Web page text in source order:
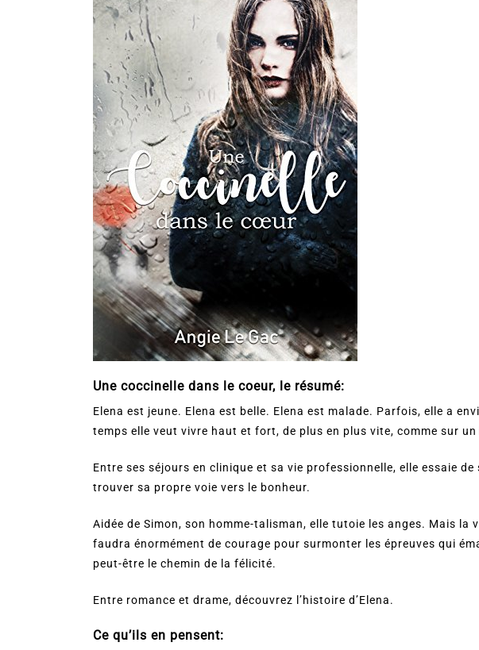
Une coccinelle dans le coeur, le résumé:
Elena est jeune. Elena est belle. Elena est malade. Parfois, elle a
temps elle veut vivre haut et fort, de plus en plus vite, comme sur
Entre ses séjours en clinique et sa vie professionnelle, elle essaie
trouver sa propre voie vers le bonheur.
Aidée de Simon, son homme-talisman, elle tutoie les anges. Mais la
faudra énormément de courage pour surmonter les épreuves qui
peut-être le chemin de la félicité.
Entre romance et drame, découvrez l’histoire d’Elena.
Ce qu’ils en pensent: